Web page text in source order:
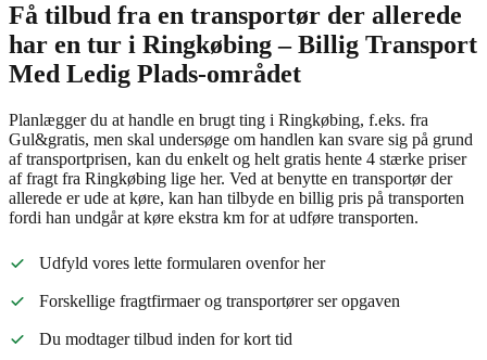
Få tilbud fra en transportør der allerede
har en tur i Ringkøbing – Billig Transport
Med Ledig Plads-området
Planlægger du at handle en brugt ting i Ringkøbing, f.eks. fra
Gul&gratis, men skal undersøge om handlen kan svare sig på grund
af transportprisen, kan du enkelt og helt gratis hente 4 stærke priser
af fragt fra Ringkøbing lige her. Ved at benytte en transportør der
allerede er ude at køre, kan han tilbyde en billig pris på transporten
fordi han undgår at køre ekstra km for at udføre transporten.
Udfyld vores lette formularen ovenfor her
Forskellige fragtfirmaer og transportører ser opgaven
Du modtager tilbud inden for kort tid